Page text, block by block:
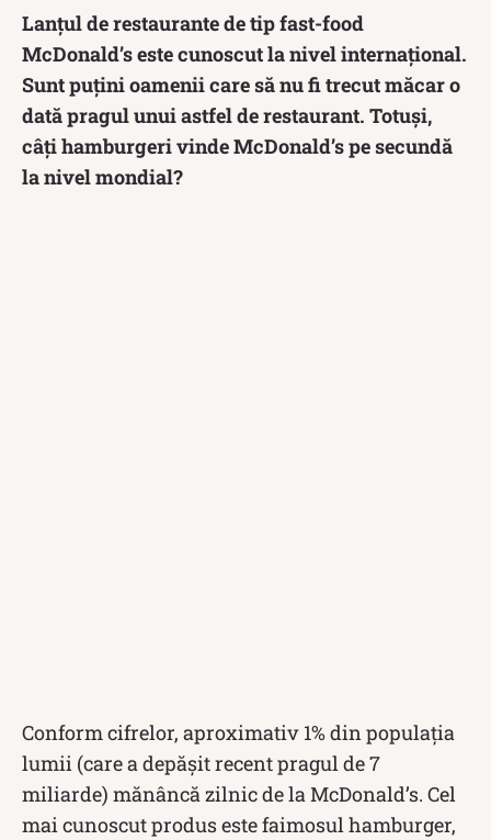
Lanțul de restaurante de tip fast-food
McDonald’s este cunoscut la nivel internațional.
Sunt puțini oamenii care să nu fi trecut măcar o
dată pragul unui astfel de restaurant. Totuși,
câți hamburgeri vinde McDonald’s pe secundă
la nivel mondial?
Conform cifrelor, aproximativ 1% din populația
lumii (care a depășit recent pragul de 7
miliarde) mănâncă zilnic de la McDonald’s. Cel
mai cunoscut produs este faimosul hamburger,